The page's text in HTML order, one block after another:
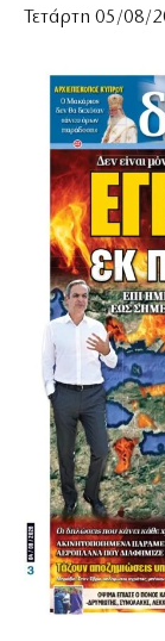
Τετάρτη 05/08/